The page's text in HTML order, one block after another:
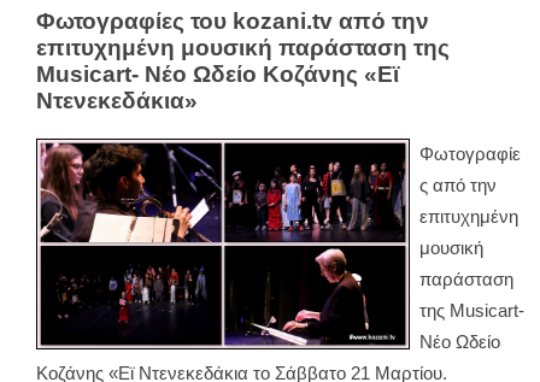
Φωτογραφίες του kozani.tv από την
επιτυχημένη μουσική παράσταση της
Musicart- Νέο Ωδείο Κοζάνης «Εϊ
Ντενεκεδάκια»
Φωτογραφίε
ς από την
επιτυχημένη
μουσική
παράσταση
της Musicart-
Νέο Ωδείο
Κοζάνης «Εϊ Ντενεκεδάκια το Σάββατο 21 Μαρτίου.